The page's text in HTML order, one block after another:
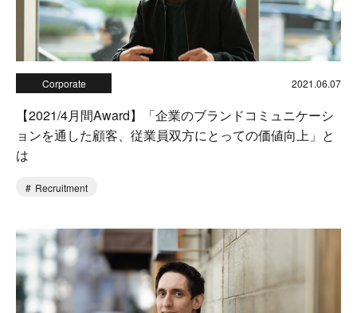
Corporate 2021.06.07
【2021/4月間Award】「企業のブランドコミュニケーシ
ョンを通した顧客、従業員双方にとっての価値向上」と
は
Recruitment